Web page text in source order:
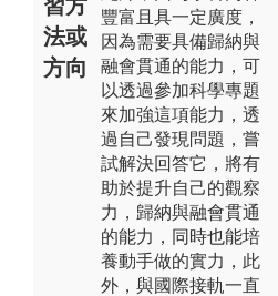
習方
法或
方向
豐富且具一定廣度，
因為需要具備歸納與
融會貫通的能力，可
以透過參加科學專題
來加強這項能力，透
過自己發現問題，嘗
試解決回答它，將有
助於提升自己的觀察
力，歸納與融會貫通
的能力，同時也能培
養動手做的實力，此
外，與國際接軌一直